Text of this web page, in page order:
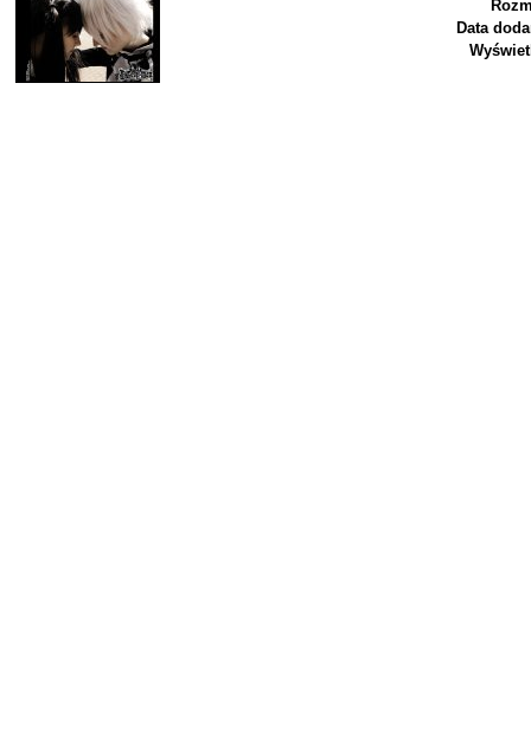
Data